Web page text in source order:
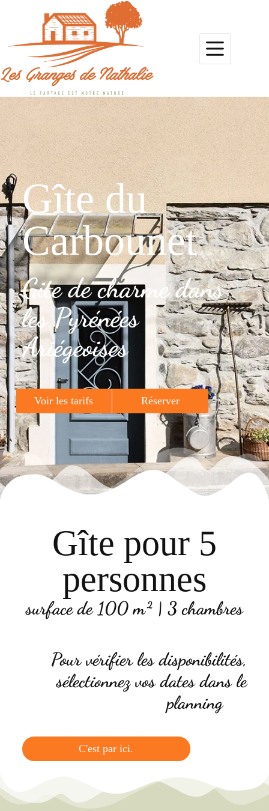
Gîte du
Carbounet
Gite de charme dans
les Pyrénées
Ariégeoises
Voir les tarifs Réserver
Gîte pour 5
personnes
surface de 100 m² | 3 chambres
Pour vérifier les disponibilités,
sélectionnez vos dates dans le
planning
C'est par ici.